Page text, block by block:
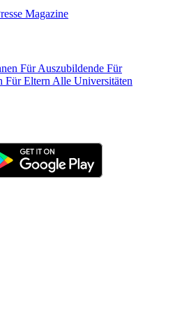
Magazine
Für Auszubildende Für
Für Eltern Alle Universitäten